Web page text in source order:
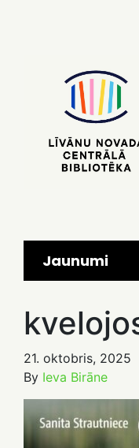
Jaunumi
21. oktobris, 2025
By Ieva Birāne